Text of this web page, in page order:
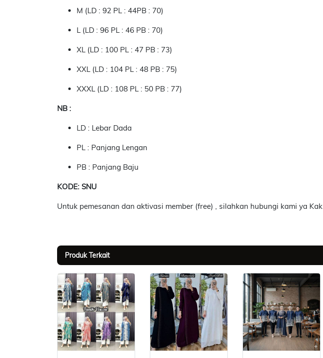
M (LD : 92 PL : 44PB : 70)
L (LD : 96 PL : 46 PB : 70)
XL (LD : 100 PL : 47 PB : 73)
XXL (LD : 104 PL : 48 PB : 75)
XXXL (LD : 108 PL : 50 PB : 77)
NB :
LD : Lebar Dada
PL : Panjang Lengan
PB : Panjang Baju
KODE: SNU
Untuk pemesanan dan aktivasi member (free) , silahkan hubungi kami ya Kak
Produk Terkait